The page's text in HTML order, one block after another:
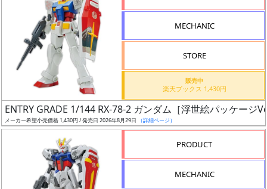
MECHANIC
STORE
販売中
楽天ブックス 1,430円
ENTRY GRADE 1/144 RX-78-2 ガンダム［浮世絵パッケージ
メーカー希望小売価格 1,430円 / 発売日 2026年8月29日 （詳細ページ）
PRODUCT
MECHANIC